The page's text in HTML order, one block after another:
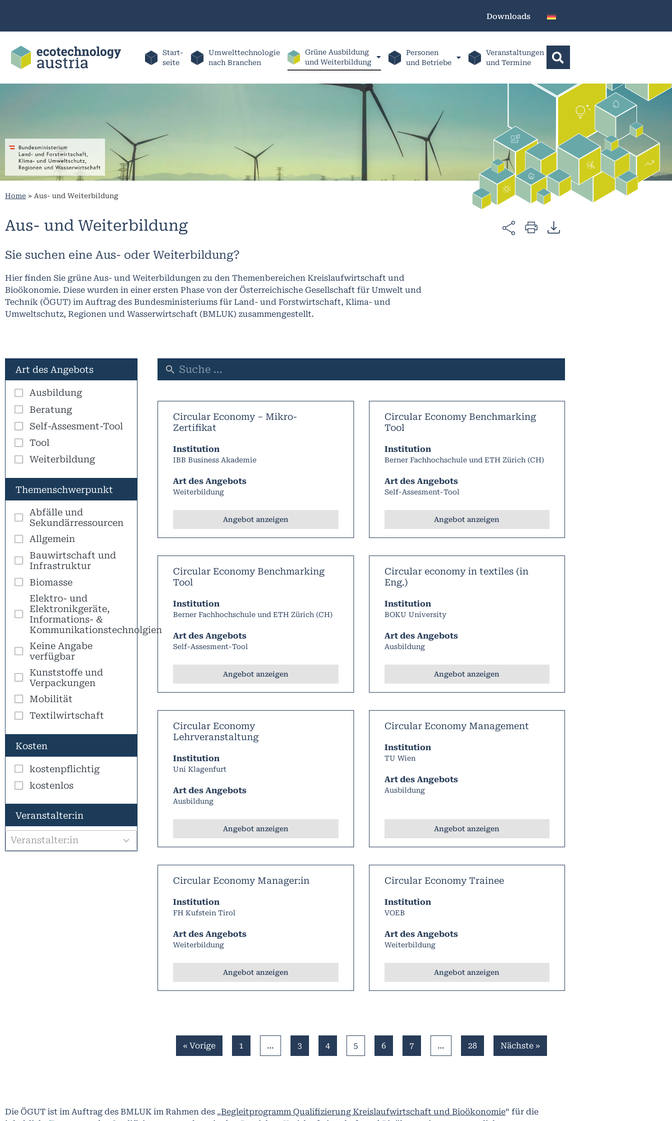
Downloads
Start-
seite
Umwelttechnologie
nach Branchen
Grüne Ausbildung
und Weiterbildung
Personen
und Betriebe
Veranstaltungen
und Termine
Home » Aus- und Weiterbildung
Aus- und Weiterbildung
Sie suchen eine Aus- oder Weiterbildung?
Hier finden Sie grüne Aus- und Weiterbildungen zu den Themenbereichen Kreislaufwirtschaft und
Bioökonomie. Diese wurden in einer ersten Phase von der Österreichische Gesellschaft für Umwelt und
Technik (ÖGUT) im Auftrag des Bundesministeriums für Land- und Forstwirtschaft, Klima- und
Umweltschutz, Regionen und Wasserwirtschaft (BMLUK) zusammengestellt.
Art des Angebots
Ausbildung
Beratung
Self-Assesment-Tool
Tool
Weiterbildung
Themenschwerpunkt
Abfälle und
Sekundärressourcen
Allgemein
Bauwirtschaft und
Infrastruktur
Biomasse
Elektro- und
Elektronikgeräte,
Informations- &
Kommunikationstechnolgien
Keine Angabe
verfügbar
Kunststoffe und
Verpackungen
Mobilität
Textilwirtschaft
Kosten
kostenpflichtig
kostenlos
Veranstalter:in
100
results
available
Circular Economy – Mikro-
Zertifikat
Institution
IBB Business Akademie
Art des Angebots
Weiterbildung
Angebot anzeigen
Circular Economy Benchmarking
Tool
Institution
Berner Fachhochschule und ETH Zürich (CH)
Art des Angebots
Self-Assesment-Tool
Angebot anzeigen
Circular Economy Benchmarking
Tool
Institution
Berner Fachhochschule und ETH Zürich (CH)
Art des Angebots
Self-Assesment-Tool
Angebot anzeigen
Circular economy in textiles (in
Eng.)
Institution
BOKU University
Art des Angebots
Ausbildung
Angebot anzeigen
Circular Economy
Lehrveranstaltung
Institution
Uni Klagenfurt
Art des Angebots
Ausbildung
Angebot anzeigen
Circular Economy Management
Institution
TU Wien
Art des Angebots
Ausbildung
Angebot anzeigen
Circular Economy Manager:in
Institution
FH Kufstein Tirol
Art des Angebots
Weiterbildung
Angebot anzeigen
Circular Economy Trainee
Institution
VOEB
Art des Angebots
Weiterbildung
Angebot anzeigen
« Vorige 1 … 3 4 5 6 7 … 28 Nächste »
Die ÖGUT ist im Auftrag des BMLUK im Rahmen des „Begleitprogramm Qualifizierung Kreislaufwirtschaft und Bioökonomie“ für die